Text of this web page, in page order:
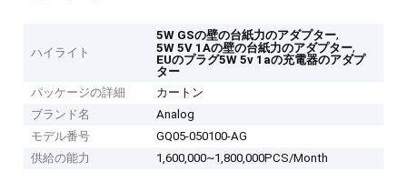
ハイライト
5W GSの壁の台紙力のアダプター,
5W 5V 1Aの壁の台紙力のアダプター,
EUのプラグ5W 5v 1aの充電器のアダプ
ター
パッケージの詳細
カートン
ブランド名
Analog
モデル番号
GQ05-050100-AG
供給の能力
1,600,000~1,800,000PCS/Month